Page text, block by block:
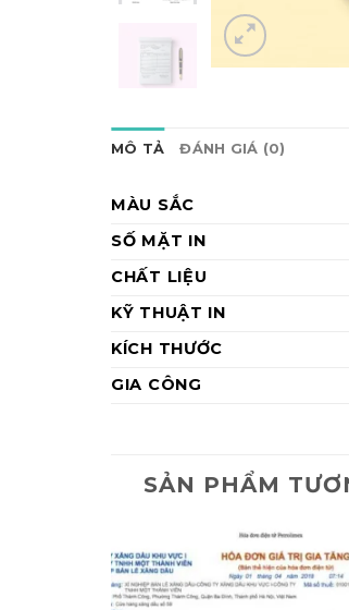
MÔ TẢ ĐÁNH GIÁ (0)
MÀU SẮC
SỐ MẶT IN
CHẤT LIỆU
KỸ THUẬT IN
KÍCH THƯỚC
GIA CÔNG
SẢN PHẨM